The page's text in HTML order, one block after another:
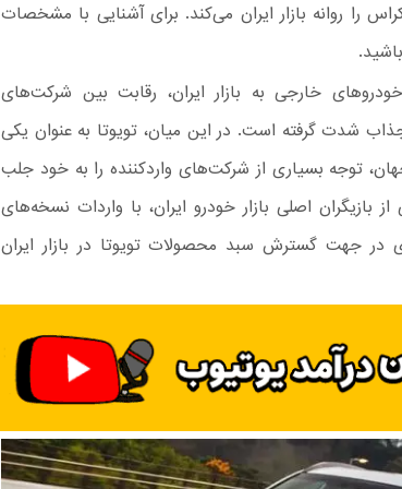
را روانه بازار ایران می‌کند. برای آشنایی با مشخصات
خارجی به بازار ایران، رقابت بین شرکت‌های
شدت گرفته است. در این میان، تویوتا به عنوان یکی
توجه بسیاری از شرکت‌های واردکننده را به خود جلب
بازیگران اصلی بازار خودرو ایران، با واردات نسخه‌های
در جهت گسترش سبد محصولات تویوتا در بازار ایران